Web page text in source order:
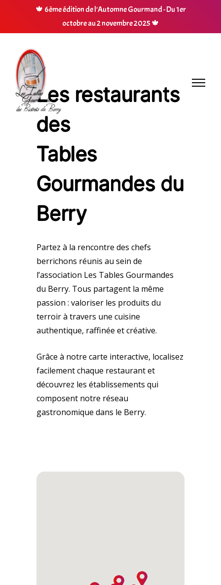
🍁 6ème édition de l'Automne Gourmand - Du 1er
octobre au 2 novembre 2025 🍁
Les restaurants
des
Tables
Gourmandes du
Berry
Partez à la rencontre des chefs
berrichons réunis au sein de
l’association Les Tables Gourmandes
du Berry. Tous partagent la même
passion : valoriser les produits du
terroir à travers une cuisine
authentique, raffinée et créative.
Grâce à notre carte interactive, localisez
facilement chaque restaurant et
découvrez les établissements qui
composent notre réseau
gastronomique dans le Berry.